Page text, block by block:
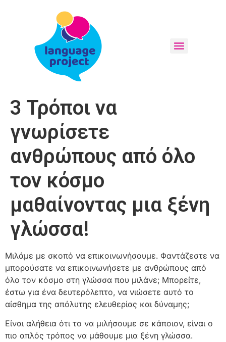
3 Τρόποι να
γνωρίσετε
ανθρώπους από όλο
τον κόσμο
μαθαίνοντας μια ξένη
γλώσσα!
Μιλάμε με σκοπό να επικοινωνήσουμε. Φαντάζεστε να
μπορούσατε να επικοινωνήσετε με ανθρώπους από
όλο τον κόσμο στη γλώσσα που μιλάνε; Μπορείτε,
έστω για ένα δευτερόλεπτο, να νιώσετε αυτό το
αίσθημα της απόλυτης ελευθερίας και δύναμης;
Είναι αλήθεια ότι το να μιλήσουμε σε κάποιον, είναι ο
πιο απλός τρόπος να μάθουμε μια ξένη γλώσσα.